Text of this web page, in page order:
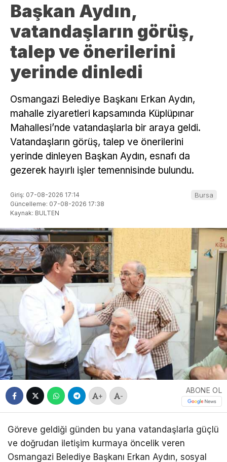
Başkan Aydın,
vatandaşların görüş,
talep ve önerilerini
yerinde dinledi
Osmangazi Belediye Başkanı Erkan Aydın,
mahalle ziyaretleri kapsamında Küplüpınar
Mahallesi’nde vatandaşlarla bir araya geldi.
Vatandaşların görüş, talep ve önerilerini
yerinde dinleyen Başkan Aydın, esnafı da
gezerek hayırlı işler temennisinde bulundu.
Giriş: 07-08-2026 17:14
Güncelleme: 07-08-2026 17:38
Kaynak: BULTEN
Bursa
+ -
ABONE OL
Göreve geldiği günden bu yana vatandaşlarla güçlü
ve doğrudan iletişim kurmaya öncelik veren
Osmangazi Belediye Başkanı Erkan Aydın, sosyal